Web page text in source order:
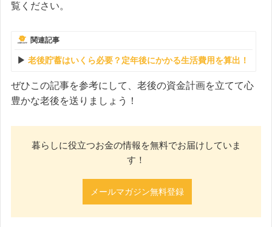
覧ください。
関連記事
老後貯蓄はいくら必要？定年後にかかる生活費用を算出！
ぜひこの記事を参考にして、老後の資金計画を立てて心
豊かな老後を送りましょう！
暮らしに役立つお金の情報を無料でお届けしていま
す！
メールマガジン無料登録